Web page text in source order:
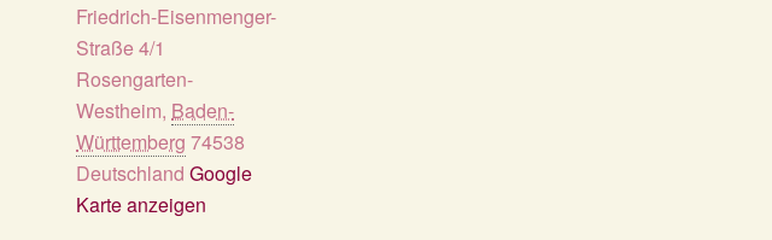
Friedrich-Eisenmenger-
Straße 4/1
Rosengarten-
Westheim, Baden-
Württemberg 74538
Deutschland Google
Karte anzeigen